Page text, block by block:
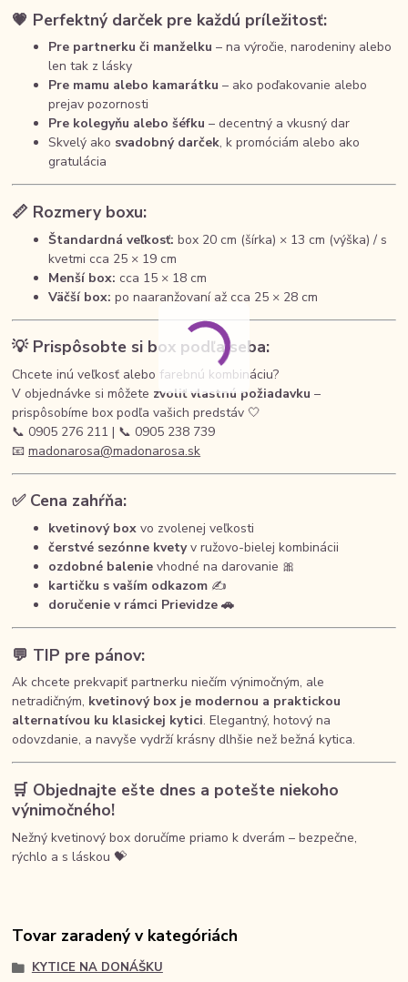
💗 Perfektný darček pre každú príležitosť:
Pre partnerku či manželku – na výročie, narodeniny alebo
len tak z lásky
Pre mamu alebo kamarátku – ako poďakovanie alebo
prejav pozornosti
Pre kolegyňu alebo šéfku – decentný a vkusný dar
Skvelý ako svadobný darček, k promóciám alebo ako
gratulácia
📏 Rozmery boxu:
Štandardná veľkosť: box 20 cm (šírka) × 13 cm (výška) / s
kvetmi cca 25 × 19 cm
Menší box: cca 15 × 18 cm
Väčší box: po naaranžovaní až cca 25 × 28 cm
💡 Prispôsobte si box podľa seba:
Chcete inú veľkosť alebo farebnú kombináciu?
V objednávke si môžete zvoliť vlastnú požiadavku –
prispôsobíme box podľa vašich predstáv 🤍
📞 0905 276 211 | 📞 0905 238 739
📧madonarosa@madonarosa.sk
✅ Cena zahŕňa:
kvetinový box vo zvolenej veľkosti
čerstvé sezónne kvetyv ružovo-bielej kombinácii
ozdobné balenie vhodné na darovanie 🎀
kartičku s vaším odkazom ✍️
doručenie v rámci Prievidze 🚗
💬 TIP pre pánov:
Ak chcete prekvapiť partnerku niečím výnimočným, ale
netradičným, kvetinový box je modernou a praktickou
alternatívou ku klasickej kytici. Elegantný, hotový na
odovzdanie, a navyše vydrží krásny dlhšie než bežná kytica.
🛒 Objednajte ešte dnes a potešte niekoho
výnimočného!
Nežný kvetinový box doručíme priamo k dverám – bezpečne,
rýchlo a s láskou 💝
Tovar zaradený v kategóriách
KYTICE NA DONÁŠKU